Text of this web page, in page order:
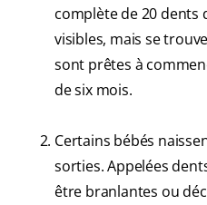
complète de 20 dents
visibles, mais se
sont prêtes à
de six mois.
Certains bébés
sorties. Appelées
être branlantes ou